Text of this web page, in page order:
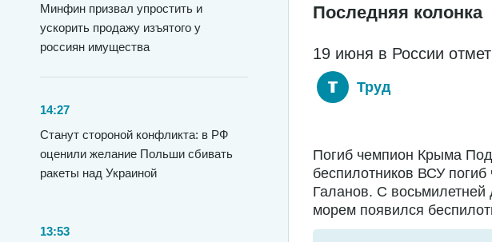
Минфин призвал упростить и
ускорить продажу изъятого у
россиян имущества
14:27
Станут стороной конфликта: в РФ
оценили желание Польши сбивать
ракеты над Украиной
13:53
Последняя колонка
19 июня в России
Труд
Погиб чемпион Крыма
беспилотников ВСУ
Галанов. С
морем появился